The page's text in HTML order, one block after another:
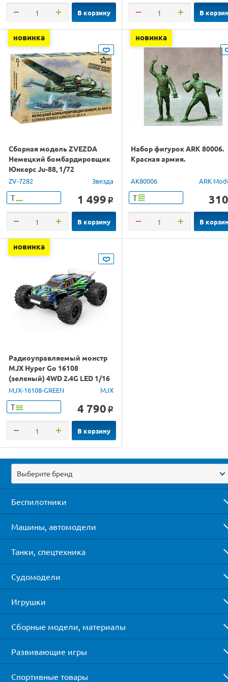
В корзину В
новинка
Сборная модель ZVEZDA
Немецкий бомбардировщик
Юнкерс Ju-88, 1/72
ZV-7282 Звезда
Т 1 499 o
В корзину
новинка
Набор фигурок ARK 80006.
Красная армия.
AK80006 ARK
Т 310
В
новинка
Радиоуправляемый монстр
MJX Hyper Go 16108
(зеленый) 4WD 2.4G LED 1/16
RTR
MJX-16108-GREEN MJX
Т 4 790 o
В корзину
Выберите бренд
Беспилотники
Машины, автомодели
Танки, спецтехника
Судомодели
Игрушки
Сборные модели, материалы
Развивающие игры
Спортивные товары